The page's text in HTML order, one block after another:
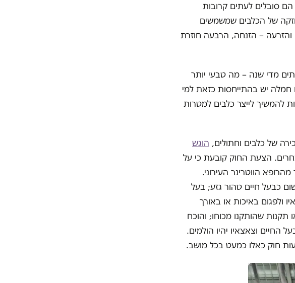
הם סובלים לעתים קרובות
של הכלבים שמשמשים
והזרעה – הזנחה, הרבעה חוזרת
מדי שנה – מה טבעי יותר
חמלה יש בהתייחסות כזאת למי
להמשיך לייצר כלבים למטרות
של כלבים וחתולים, הוגש
הצעת החוק קובעת כי על
הווטרינר העירוני.
כבעל חיים טהור גזע; בעל
ולפגום באיכות או באורך
שהותקנו מכוחו; והוכח
החיים וצאצאיו יהיו הולמים.
חוק כאלו כמעט בכל מושב.